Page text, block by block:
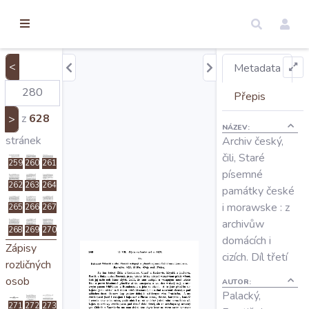
Úvod
Edice
Regesty
Hledat
Mapy
<
> z 628
stránek
241 242
244 245 246
251 252
253 254 255
256 257
259 260 261
262 263 264
265 266 267
268 269 270
Zápisy
rozličných
osob
271 272 273
Metadata
Přepis
NÁZEV:
Archiv český,
čili, Staré
písemné
památky české
i morawske : z
archivůw
domácích i
cizích. Díl třetí
AUTOR:
Palacký,